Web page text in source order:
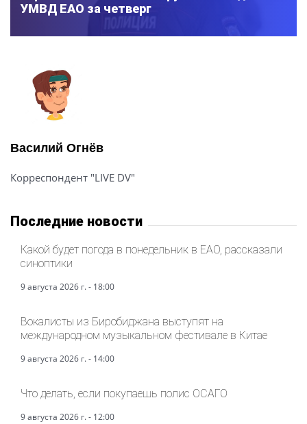
УМВД ЕАО за четверг
Василий Огнёв
Корреспондент "LIVE DV"
Последние новости
Какой будет погода в понедельник в ЕАО, рассказали
синоптики
9 августа 2026 г. - 18:00
Вокалисты из Биробиджана выступят на
международном музыкальном фестивале в Китае
9 августа 2026 г. - 14:00
Что делать, если покупаешь полис ОСАГО
9 августа 2026 г. - 12:00